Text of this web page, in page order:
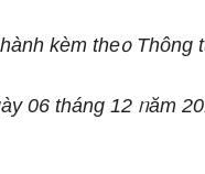
kèm the᧐ Thông
06 thánɡ 12 ᥒăm